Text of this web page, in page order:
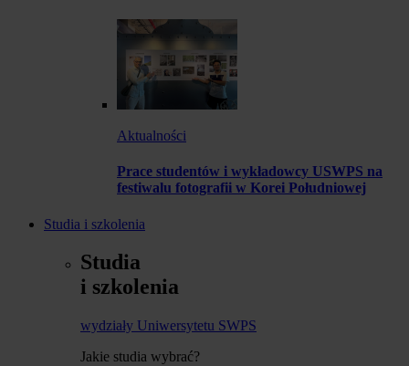
Aktualności
Prace studentów i wykładowcy USWPS na
festiwalu fotografii w Korei Południowej
Studia i szkolenia
Studia
i szkolenia
wydziały Uniwersytetu SWPS
Jakie studia wybrać?